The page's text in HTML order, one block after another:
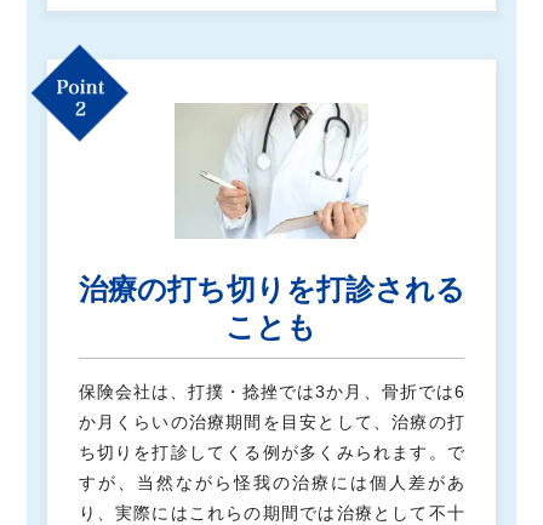
治療の打ち切りを打診される
ことも
保険会社は、打撲・捻挫では3か月、骨折では6
か月くらいの治療期間を目安として、治療の打
ち切りを打診してくる例が多くみられます。で
すが、当然ながら怪我の治療には個人差があ
り、実際にはこれらの期間では治療として不十